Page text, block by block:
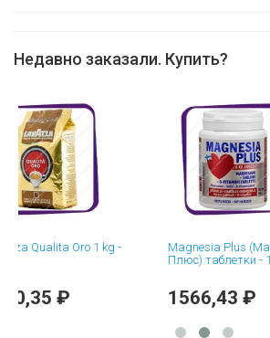
Недавно заказали. Купить?
Oro 1 kg -
₽
Magnesia Plus (Магнезия
Плюс) таблетки - 180 шт
1566,43 ₽